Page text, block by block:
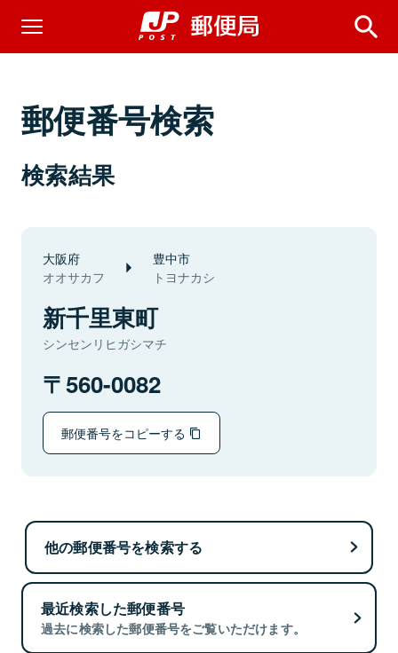
郵便番号検索
検索結果
大阪府
オオサカフ
豊中市
トヨナカシ
新千里東町
シンセンリヒガシマチ
560-0082
郵便番号をコピーする
他の郵便番号を検索する
最近検索した郵便番号
過去に検索した郵便番号をご覧いただけます。